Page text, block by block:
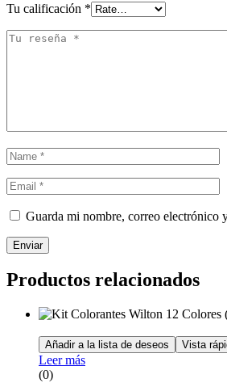
Tu calificación *
Guarda mi nombre, correo electrónico
Enviar
Productos relacionados
Añadir a la lista de deseos Vista
Leer más
(0)